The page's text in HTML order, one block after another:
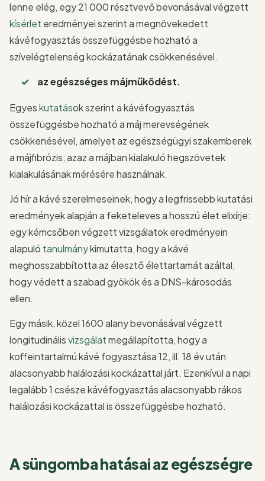
lenne elég, egy 21 000 résztvevő bevonásával végzett
kísérlet eredményei szerint a megnövekedett
kávéfogyasztás összefüggésbe hozható a
szívelégtelenség kockázatának csökkenésével.
az egészséges májműködést.
Egyeskutatások szerint a kávéfogyasztás
összefüggésbe hozható a máj merevségének
csökkenésével, amelyet az egészségügyi szakemberek
a májfibrózis, azaz a májban kialakuló hegszövetek
kialakulásának mérésére használnak.
Jó hír a kávé szerelmeseinek, hogy a legfrissebb kutatási
eredmények alapján a feketeleves a hosszú élet elixírje:
egy kémcsőben végzett vizsgálatok eredményein
alapuló tanulmánykimutatta, hogy a kávé
meghosszabbította az élesztő élettartamát azáltal,
hogy védett a szabad gyökök és a DNS-károsodás
ellen.
Egy másik, közel 1600 alany bevonásával végzett
longitudinálisvizsgálatmegállapította, hogy a
koffeintartalmú kávé fogyasztása 12, ill. 18 év után
alacsonyabb halálozási kockázattal járt. Ezenkívül a napi
legalább 1 csésze kávéfogyasztás alacsonyabb rákos
halálozási kockázattal is összefüggésbe hozható.
A süngomba hatásai az egészségre